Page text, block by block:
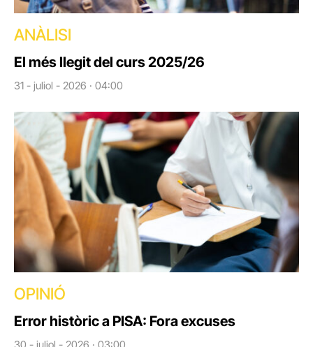
ANÀLISI
El més llegit del curs 2025/26
31 - juliol - 2026 · 04:00
OPINIÓ
Error històric a PISA: Fora excuses
30 - juliol - 2026 · 03:00